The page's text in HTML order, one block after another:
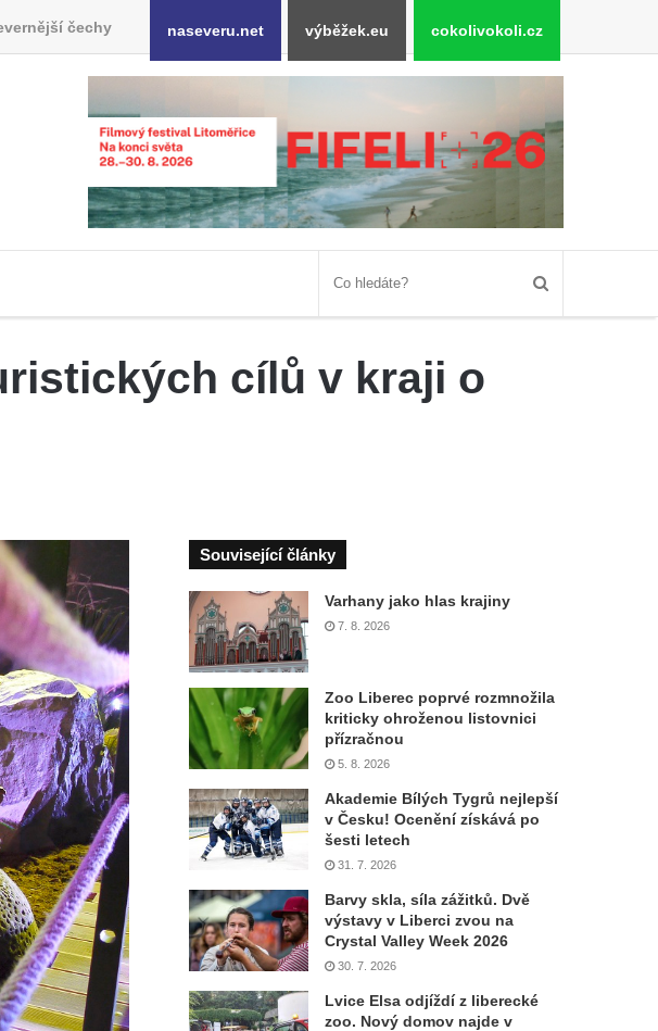
čechy naseveru.net výběžek.eu cokolivokoli.cz
cílů v kraji o
Související články
Varhany jako hlas krajiny
7. 8. 2026
Zoo Liberec poprvé rozmnožila
kriticky ohroženou listovnici
přízračnou
5. 8. 2026
Akademie Bílých Tygrů nejlepší
v Česku! Ocenění získává po
šesti letech
31. 7. 2026
Barvy skla, síla zážitků. Dvě
výstavy v Liberci zvou na
Crystal Valley Week 2026
30. 7. 2026
Lvice Elsa odjíždí z liberecké
zoo. Nový domov najde v